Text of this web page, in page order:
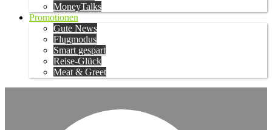
MoneyTalks
Promotionen
Gute News
Flugmodus
Smart gespart
Reise-Glück
Meat & Greet